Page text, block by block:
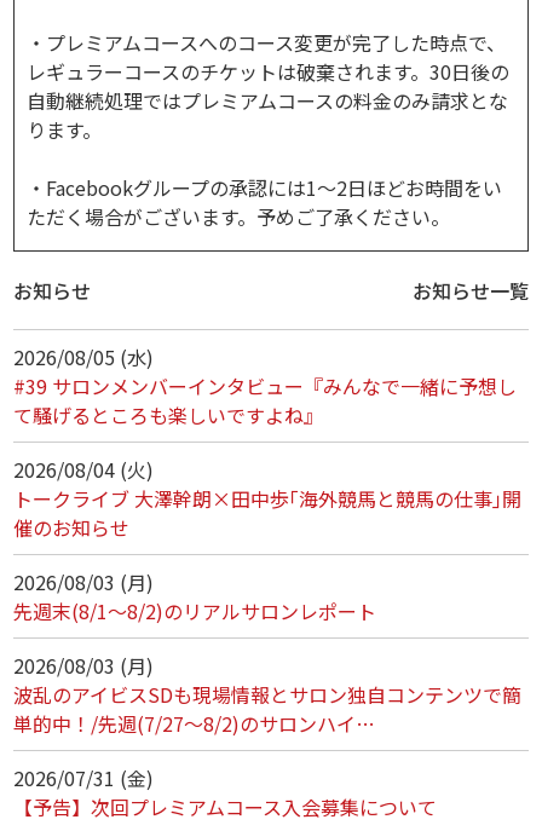
・プレミアムコースへのコース変更が完了した時点で、
レギュラーコースのチケットは破棄されます。30日後の
自動継続処理ではプレミアムコースの料金のみ請求とな
ります。
・Facebookグループの承認には1～2日ほどお時間をい
ただく場合がございます。予めご了承ください。
お知らせ お知らせ一覧
2026/08/05 (水)
#39 サロンメンバーインタビュー『みんなで一緒に予想し
て騒げるところも楽しいですよね』
2026/08/04 (火)
トークライブ 大澤幹朗×田中歩｢海外競馬と競馬の仕事｣開
催のお知らせ
2026/08/03 (月)
先週末(8/1～8/2)のリアルサロンレポート
2026/08/03 (月)
波乱のアイビスSDも現場情報とサロン独自コンテンツで簡
単的中！/先週(7/27～8/2)のサロンハイ…
2026/07/31 (金)
【予告】次回プレミアムコース入会募集について